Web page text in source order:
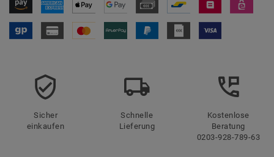
Sicher
einkaufen
Schnelle
Lieferung
Kostenlose
Beratung
0203-928-789-63